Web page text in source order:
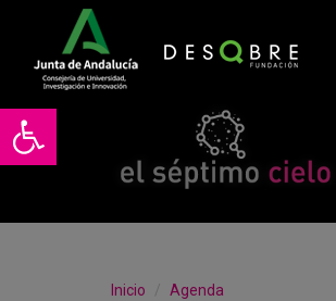
Abrir barra de herramientas
Inicio Agenda